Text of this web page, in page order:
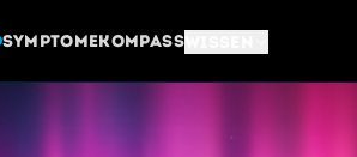
SymptomeKompassWissen